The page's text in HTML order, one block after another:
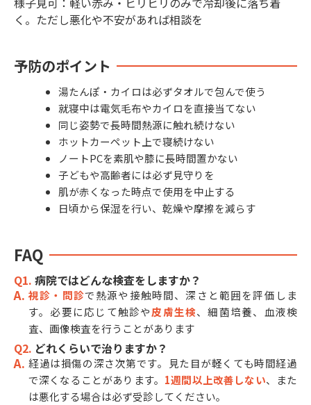
く。ただし悪化や不安があれば相談を
予防のポイント
湯たんぽ・カイロは必ずタオルで包んで使う
就寝中は電気毛布やカイロを直接当てない
同じ姿勢で長時間熱源に触れ続けない
ホットカーペット上で寝続けない
ノートPCを素肌や膝に長時間置かない
子どもや高齢者には必ず見守りを
肌が赤くなった時点で使用を中止する
日頃から保湿を行い、乾燥や摩擦を減らす
FAQ
Q1. 病院ではどんな検査をしますか？
視診・問診で熱源や接触時間、深さと範囲を評価しま
す。必要に応じて触診や皮膚生検、細菌培養、血液検
査、画像検査を行うことがあります
Q2. どれくらいで治りますか？
経過は損傷の深さ次第です。見た目が軽くても時間経過
で深くなることがあります。 1週間以上改善しない、また
は悪化する場合は必ず受診してください。